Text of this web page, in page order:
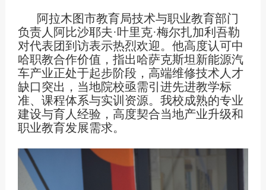
阿拉木图市教育局技术与职业教育部门
负责人阿比沙耶夫·叶里克·梅尔扎加利吾勒
对代表团到访表示热烈欢迎。他高度认可中
哈职教合作价值，指出哈萨克斯坦新能源汽
车产业正处于起步阶段，高端维修技术人才
缺口突出，当地院校亟需引进先进教学标
准、课程体系与实训资源。我校成熟的专业
建设与育人经验，高度契合当地产业升级和
职业教育发展需求。